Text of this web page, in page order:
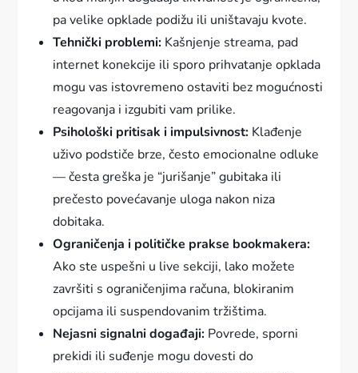
pa velike opklade podižu ili uništavaju kvote.
Tehnički problemi: Kašnjenje streama, pad
internet konekcije ili sporo prihvatanje opklada
mogu vas istovremeno ostaviti bez mogućnosti
reagovanja i izgubiti vam prilike.
Psihološki pritisak i impulsivnost: Klađenje
uživo podstiče brze, često emocionalne odluke
— česta greška je “jurišanje” gubitaka ili
prečesto povećavanje uloga nakon niza
dobitaka.
Ograničenja i političke prakse bookmakera:
Ako ste uspešni u live sekciji, lako možete
završiti s ograničenjima računa, blokiranim
opcijama ili suspendovanim tržištima.
Nejasni signalni događaji: Povrede, sporni
prekidi ili suđenje mogu dovesti do